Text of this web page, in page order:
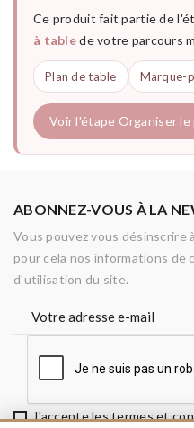
Ce produit fait partie de
à tablede votre parcours
Plan de table Marque-
Voir l'étape Organiser le
ABONNEZ-VOUS À LA
Vous pouvez vous
pour cela nos informations de
d'utilisation du site.
J'accepte les termes et